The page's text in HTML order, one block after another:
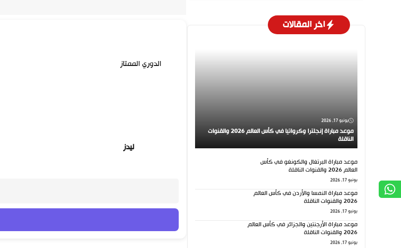
الدوري الممتاز
ليدز
اخر المقالات
يونيو 17, 2026
موعد مباراة إنجلترا وكرواتيا في كأس العالم 2026 والقنوات
الناقلة
موعد مباراة البرتغال والكونغو في كأس
العالم 2026 والقنوات الناقلة
يونيو 17, 2026
موعد مباراة النمسا والأردن في كأس العالم
2026 والقنوات الناقلة
يونيو 17, 2026
موعد مباراة الأرجنتين والجزائر في كأس العالم
2026 والقنوات الناقلة
يونيو 17, 2026